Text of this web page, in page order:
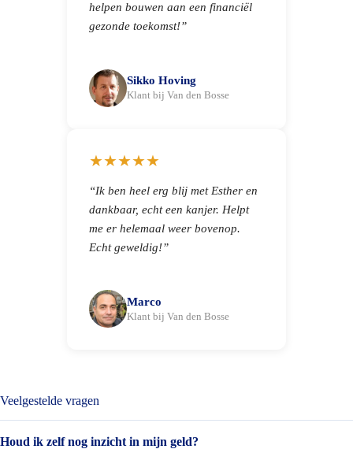
helpen bouwen aan een financiël
gezonde toekomst!”
Sikko Hoving
Klant bij Van den Bosse
★★★★★
“Ik ben heel erg blij met Esther en
dankbaar, echt een kanjer. Helpt
me er helemaal weer bovenop.
Echt geweldig!”
Marco
Klant bij Van den Bosse
Veelgestelde vragen
Houd ik zelf nog inzicht in mijn geld?